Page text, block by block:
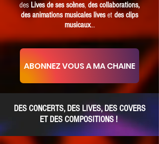
des Lives de ses scènes, des collaborations,
des animations musicales liveset des clips
musicaux...
ABONNEZ VOUS A MA CHAINE
DES CONCERTS, DES LIVES, DES COVERS
ET DES COMPOSITIONS !